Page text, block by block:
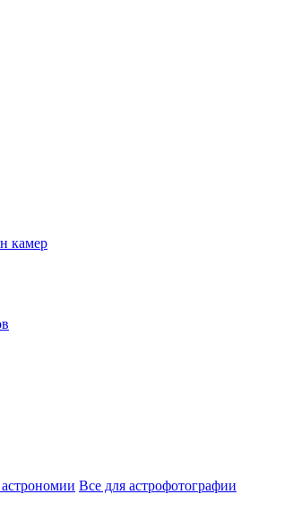
камер
Все для астрофотографии